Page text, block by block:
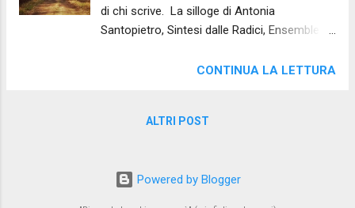
di chi scrive. La silloge di Antonia
Santopietro, Sintesi dalle Radici, Ensemble
completa ed approfondita, considerati i suoi
pone il lettore di fronte ad una scelta di
cadenzata, soffermandosi su ogni parola e
CONTINUA LA LETTURA
ALTRI POST
Powered by Blogger